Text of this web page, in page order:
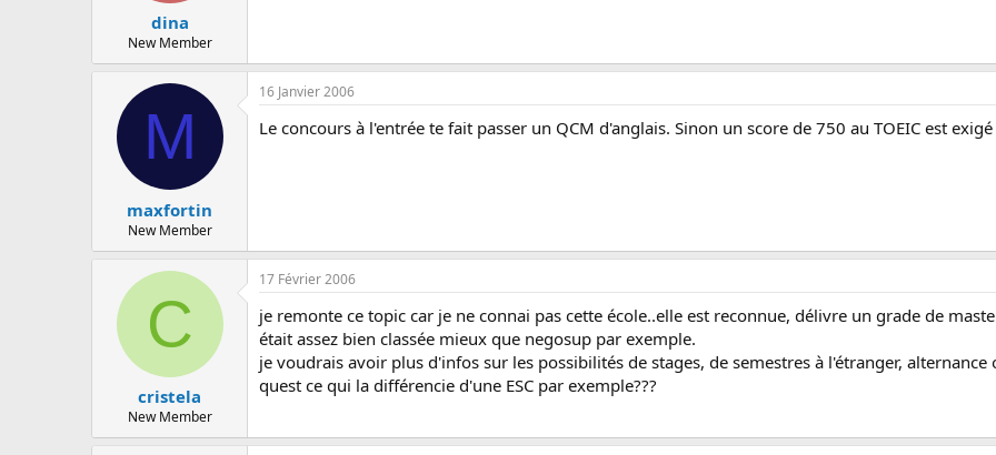
dina
New Member
M
maxfortin
New Member
16 Janvier 2006
Le concours à l'entrée te fait passer un QCM d'anglais. Sinon un score de 750 au TOEIC est
C
cristela
New Member
17 Février 2006
je remonte ce topic car je ne connai pas cette école..elle est reconnue, délivre un grade de
était assez bien classée mieux que negosup par exemple.
je voudrais avoir plus d'infos sur les possibilités de stages, de semestres à l'étranger, alternance
quest ce qui la différencie d'une ESC par exemple???